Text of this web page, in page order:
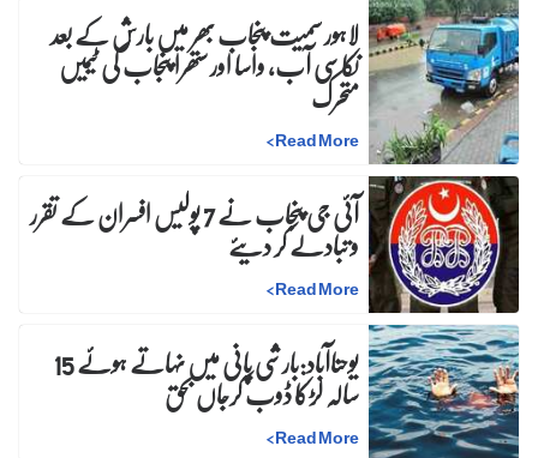
لاہور سمیت پنجاب بھر میں بارش کے بعد
نکاسی آب، واسا اور ستھرا پنجاب کی ٹیمیں
متحرک
Read More
>
آئی جی پنجاب نے 7 پولیس افسران کے تقرر و تبادلے کر دیئے
Read More
>
یوحناآباد:بارشی پانی میں نہاتے ہوئے 15 سالہ لڑکا ڈوب کرجاں بحق
Read More
>